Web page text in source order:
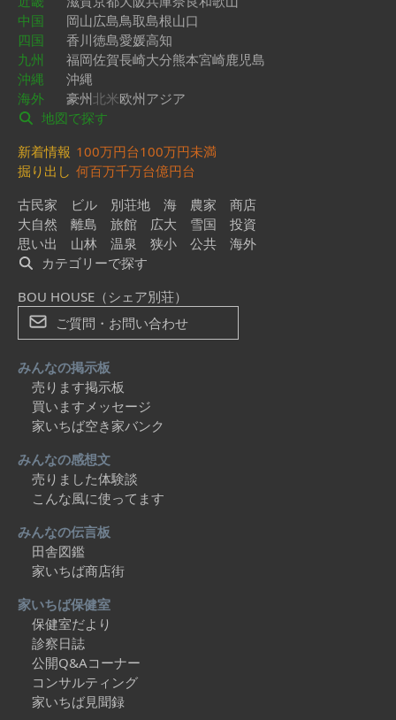
中国
岡山広島鳥取島根山口
四国
香川徳島愛媛高知
九州
福岡佐賀長崎大分熊本宮崎鹿児島
沖縄
沖縄
海外
豪州北米欧州アジア
地図で探す
新着情報 100万円台100万円未満
掘り出し 何百万千万台億円台
古民家
ビル 別荘地 海 農家
商店
大自然
離島 旅館 広大 雪国
投資
思い出
山林 温泉 狭小 公共
海外
カテゴリーで探す
BOU HOUSE（シェア別荘）
ご質問・お問い合わせ
みんなの掲示板
売ります掲示板
買いますメッセージ
家いちば空き家バンク
みんなの感想文
売りました体験談
こんな風に使ってます
みんなの伝言板
田舎図鑑
家いちば商店街
家いちば保健室
保健室だより
診察日誌
公開Q&Aコーナー
コンサルティング
家いちば見聞録